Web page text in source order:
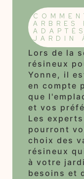
ARBRES
JARDIN
Lors de la
résineux
Yonne, il
en compte
que
et vos
Les
pourront
choix des
résineux
à votre
besoins et